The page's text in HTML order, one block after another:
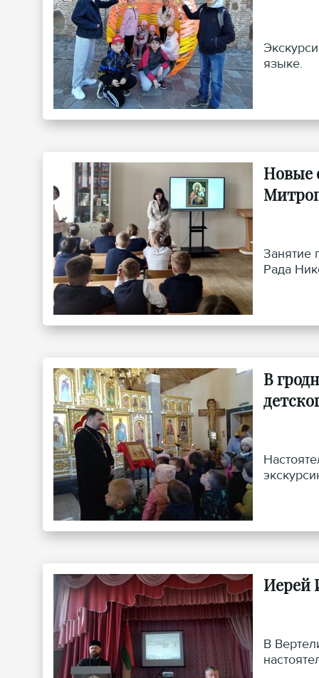
языке.
Новые
Занятие
Рада
В
Иерей
В